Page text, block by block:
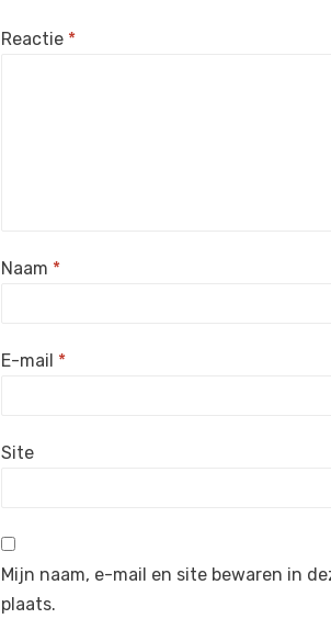
Reactie *
Naam *
E-mail *
Site
Mijn naam, e-mail en site bewaren in
plaats.